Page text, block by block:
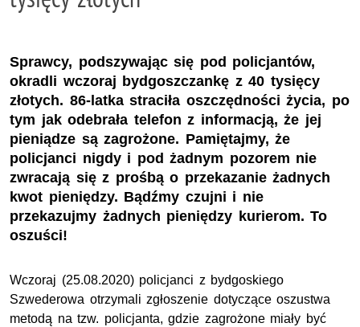
Sprawcy, podszywając się pod policjantów,
okradli wczoraj bydgoszczankę z 40 tysięcy
złotych. 86-latka straciła oszczędności życia, po
tym jak odebrała telefon z informacją, że jej
pieniądze są zagrożone. Pamiętajmy, że
policjanci nigdy i pod żadnym pozorem nie
zwracają się z prośbą o przekazanie żadnych
kwot pieniędzy. Bądźmy czujni i nie
przekazujmy żadnych pieniędzy kurierom. To
oszuści!
Wczoraj (25.08.2020) policjanci z bydgoskiego
Szwederowa otrzymali zgłoszenie dotyczące oszustwa
metodą na tzw. policjanta, gdzie zagrożone miały być